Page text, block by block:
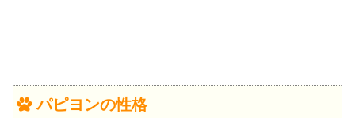
パピヨンの性格